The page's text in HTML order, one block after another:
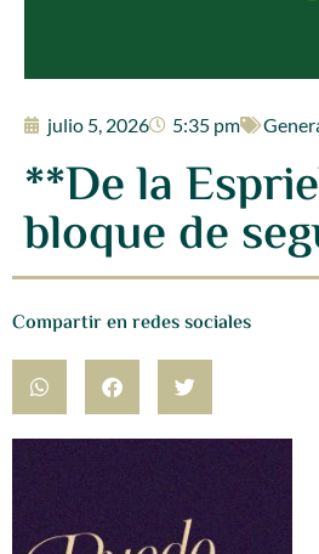
julio 5, 2026 5:35 pm
**De la
bloque de
Compartir en redes sociales